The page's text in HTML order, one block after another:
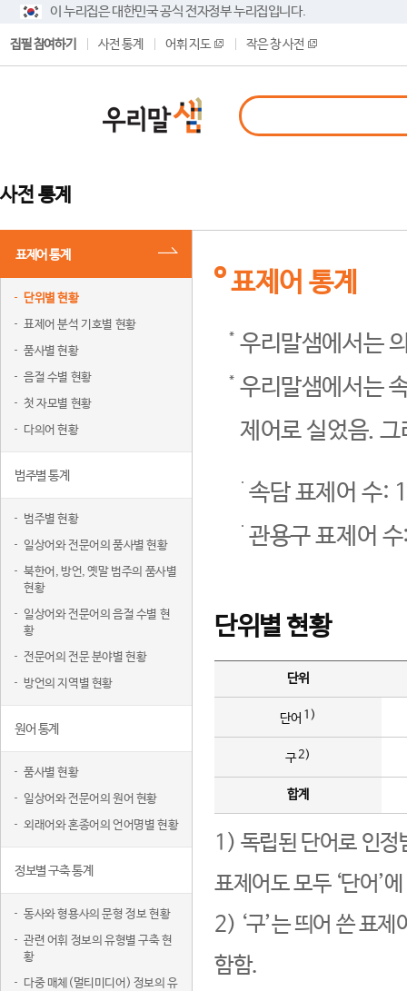
이 누리집은 대한민국 공식 전자정부 누리집입니다.
집필 참여하기 사전 통계 어휘 지도 작은 창 사전
사전 통계
표제어 통계
단위별 현황
표제어 분석 기호별 현황
품사별 현황
음절 수별 현황
첫 자모별 현황
다의어 현황
범주별 통계
범주별 현황
일상어와 전문어의 품사별 현황
북한어, 방언, 옛말 범주의 품사별
현황
일상어와 전문어의 음절 수별 현
황
전문어의 전문 분야별 현황
방언의 지역별 현황
원어 통계
품사별 현황
일상어와 전문어의 원어 현황
외래어와 혼종어의 언어명별 현황
정보별 구축 통계
동사와 형용사의 문형 정보 현황
관련 어휘 정보의 유형별 구축 현
황
다중 매체(멀티미디어) 정보의 유
표제어 통계
우리말샘에서는
우리말샘에서는
제어로 실었음.
속담 표제어 수:
관용구 표제어
단위별 현황
단위
단어 1)
구2)
합계
1) 독립된 단어로 인정
표제어도 모두 ‘단어’
2) ‘구’는 띄어 쓴 표
함함.